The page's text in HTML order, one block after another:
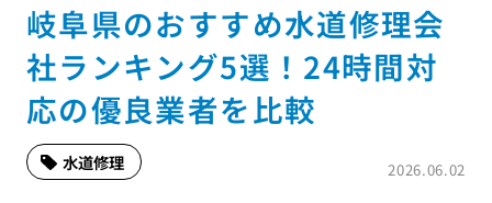
岐阜県のおすすめ水道修理会
社ランキング5選！24時間対
応の優良業者を比較
2026.06.02
水道修理